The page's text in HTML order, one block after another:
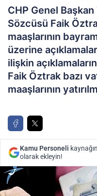
CHP Genel Başkan
Sözcüsü Faik
maaşlarının
üzerine
ilişkin
Faik Öztrak bazı
maaşlarının
Kamu Personeli
olarak ekleyin!